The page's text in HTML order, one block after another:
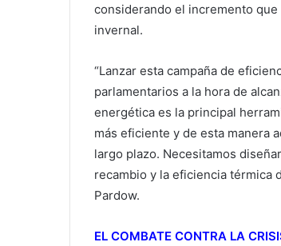
considerando el incremento
invernal.
“Lanzar esta campaña de
parlamentarios a la hora de
energética es la principal
más eficiente y de esta manera
largo plazo. Necesitamos
recambio y la eficiencia térmica
Pardow.
EL COMBATE CONTRA LA